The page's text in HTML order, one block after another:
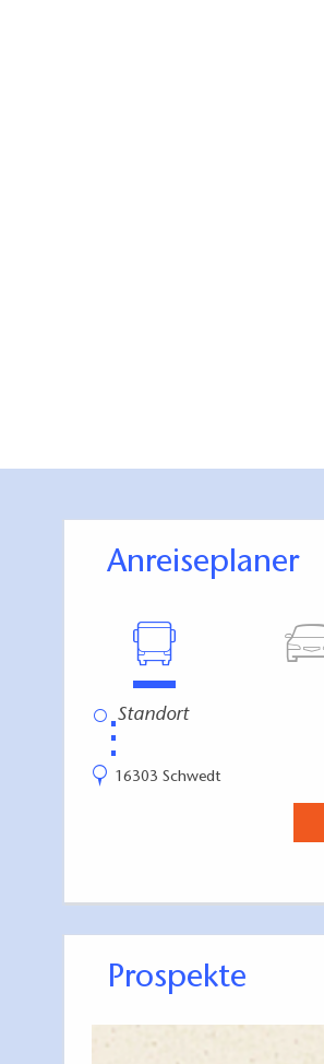
Anreiseplaner
⋮
16303 Schwedt
Prospekte